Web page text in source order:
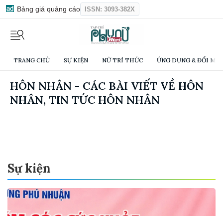
Bảng giá quảng cáo ISSN: 3093-382X
TRANG CHỦ SỰ KIỆN NỮ TRÍ THỨC ỨNG DỤNG & ĐỔI
HÔN NHÂN - CÁC BÀI VIẾT VỀ HÔN
NHÂN, TIN TỨC HÔN NHÂN
Sự kiện